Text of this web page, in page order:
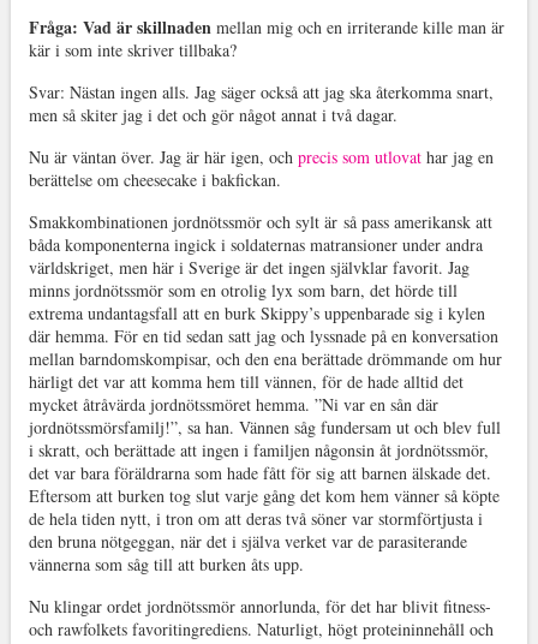
Fråga: Vad är skillnadenmellan mig och en irriterande kille man är
kär i som inte skriver tillbaka?
Svar: Nästan ingen alls. Jag säger också att jag ska återkomma snart,
men så skiter jag i det och gör något annat i två dagar.
Nu är väntan över. Jag är här igen, och precis som utlovathar jag en
berättelse om cheesecake i bakfickan.
Smakkombinationen jordnötssmör och sylt är så pass amerikansk att
båda komponenterna ingick i soldaternas matransioner under andra
världskriget, men här i Sverige är det ingen självklar favorit. Jag
minns jordnötssmör som en otrolig lyx som barn, det hörde till
extrema undantagsfall att en burk Skippy’s uppenbarade sig i kylen
där hemma. För en tid sedan satt jag och lyssnade på en konversation
mellan barndomskompisar, och den ena berättade drömmande om hur
härligt det var att komma hem till vännen, för de hade alltid det
mycket åtråvärda jordnötssmöret hemma. ”Ni var en sån där
jordnötssmörsfamilj!”, sa han. Vännen såg fundersam ut och blev full
i skratt, och berättade att ingen i familjen någonsin åt jordnötssmör,
det var bara föräldrarna som hade fått för sig att barnen älskade det.
Eftersom att burken tog slut varje gång det kom hem vänner så köpte
de hela tiden nytt, i tron om att deras två söner var stormförtjusta i
den bruna nötgeggan, när det i själva verket var de parasiterande
vännerna som såg till att burken åts upp.
Nu klingar ordet jordnötssmör annorlunda, för det har blivit fitness-
och rawfolkets favoritingrediens. Naturligt, högt proteininnehåll och